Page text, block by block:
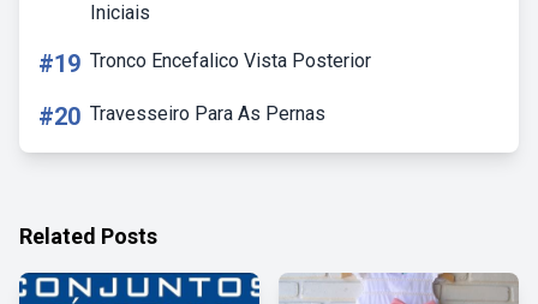
Iniciais
#19 Tronco Encefalico Vista Posterior
#20 Travesseiro Para As Pernas
Related Posts